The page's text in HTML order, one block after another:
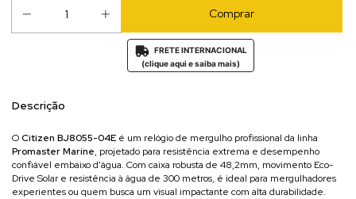
FRETE INTERNACIONAL
(clique aqui e saiba mais)
Descrição
OCitizen BJ8055-04E é um relógio de mergulho profissional da linha
Promaster Marine, projetado para resistência extrema e desempenho
confiável embaixo d'água. Com caixa robusta de 48,2mm, movimento Eco-
Drive Solar e resistência à água de 300 metros, é ideal para mergulhadores
experientes ou quem busca um visual impactante com alta durabilidade.